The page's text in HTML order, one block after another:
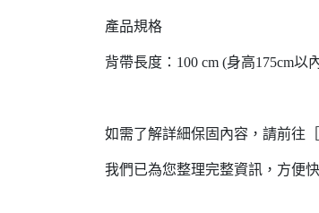
產品規格
背帶長度：100 cm (身高175cm以
如需了解詳細保固內容，請前往
我們已為您整理完整資訊，方便